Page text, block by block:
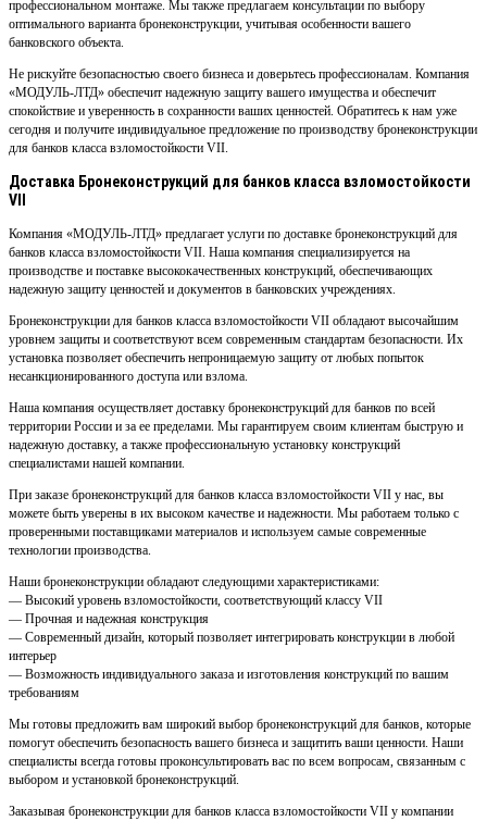
профессиональном монтаже. Мы также предлагаем консультации по выбору
оптимального варианта бронеконструкции, учитывая особенности вашего
банковского объекта.
Не рискуйте безопасностью своего бизнеса и доверьтесь профессионалам. Компания
«МОДУЛЬ-ЛТД» обеспечит надежную защиту вашего имущества и обеспечит
спокойствие и уверенность в сохранности ваших ценностей. Обратитесь к нам уже
сегодня и получите индивидуальное предложение по производству бронеконструкции
для банков класса взломостойкости VII.
Доставка Бронеконструкций для банков класса взломостойкости
VII
Компания «МОДУЛЬ-ЛТД» предлагает услуги по доставке бронеконструкций для
банков класса взломостойкости VII. Наша компания специализируется на
производстве и поставке высококачественных конструкций, обеспечивающих
надежную защиту ценностей и документов в банковских учреждениях.
Бронеконструкции для банков класса взломостойкости VII обладают высочайшим
уровнем защиты и соответствуют всем современным стандартам безопасности. Их
установка позволяет обеспечить непроницаемую защиту от любых попыток
несанкционированного доступа или взлома.
Наша компания осуществляет доставку бронеконструкций для банков по всей
территории России и за ее пределами. Мы гарантируем своим клиентам быструю и
надежную доставку, а также профессиональную установку конструкций
специалистами нашей компании.
При заказе бронеконструкций для банков класса взломостойкости VII у нас, вы
можете быть уверены в их высоком качестве и надежности. Мы работаем только с
проверенными поставщиками материалов и используем самые современные
технологии производства.
Наши бронеконструкции обладают следующими характеристиками:
— Высокий уровень взломостойкости, соответствующий классу VII
— Прочная и надежная конструкция
— Современный дизайн, который позволяет интегрировать конструкции в любой
интерьер
— Возможность индивидуального заказа и изготовления конструкций по вашим
требованиям
Мы готовы предложить вам широкий выбор бронеконструкций для банков, которые
помогут обеспечить безопасность вашего бизнеса и защитить ваши ценности. Наши
специалисты всегда готовы проконсультировать вас по всем вопросам, связанным с
выбором и установкой бронеконструкций.
Заказывая бронеконструкции для банков класса взломостойкости VII у компании